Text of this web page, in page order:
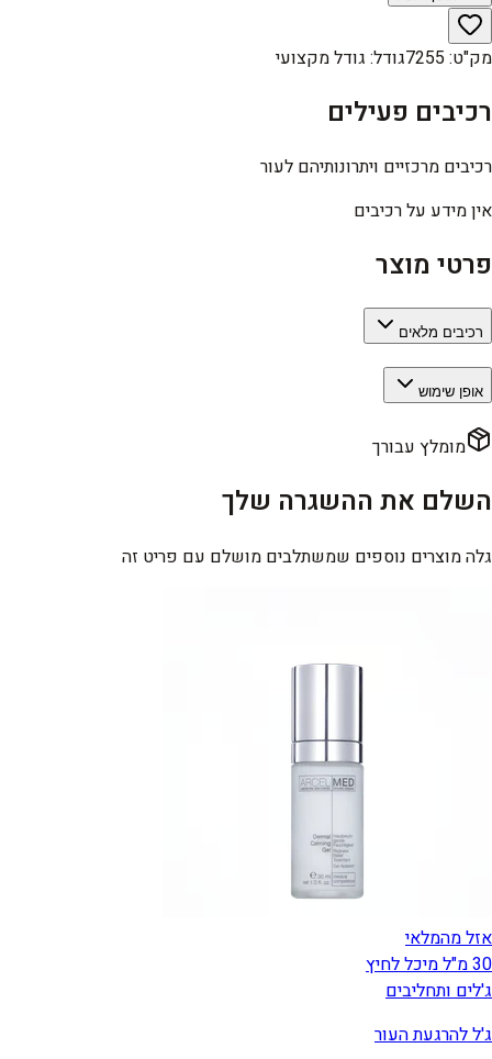
מק"ט:
7255גודל: גודל מקצועי
רכיבים פעילים
רכיבים מרכזיים ויתרונותיהם לעור
אין מידע על רכיבים
פרטי מוצר
רכיבים מלאים
אופן שימוש
מומלץ עבורך
השלם את ההשגרה שלך
גלה מוצרים נוספים שמשתלבים מושלם עם פריט זה
אזל מהמלאי
30 מ"ל מיכל לחיץ
ג'לים ותחליבים
ג'ל להרגעת העור